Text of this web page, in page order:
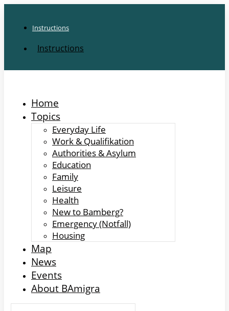
Instructions
Instructions
Home
Topics
Everyday Life
Work & Qualifikation
Authorities & Asylum
Education
Family
Leisure
Health
New to Bamberg?
Emergency (Notfall)
Housing
Map
News
Events
About BAmigra